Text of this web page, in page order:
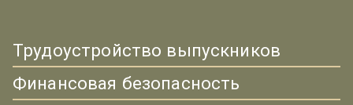
Трудоустройство выпускников
Финансовая безопасность